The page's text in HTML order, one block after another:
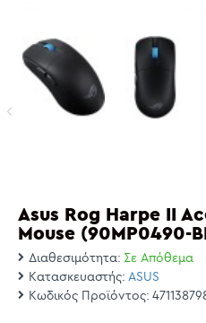
Asus Rog Harpe II
Mouse (90MP0490-
Διαθεσιμότητα: Σε Απόθεμα
Κατασκευαστής: ASUS
Κωδικός Προϊόντος: